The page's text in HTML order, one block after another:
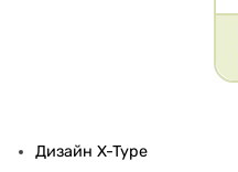
Дизайн X-Type